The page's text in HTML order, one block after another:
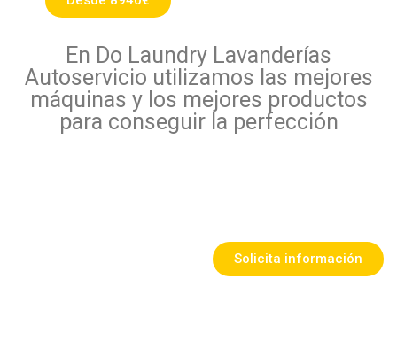
En Do Laundry Lavanderías
Autoservicio utilizamos las mejores
máquinas y los mejores productos
para conseguir la perfección
Solicita información